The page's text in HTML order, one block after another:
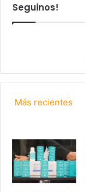
Seguinos!
Más recientes